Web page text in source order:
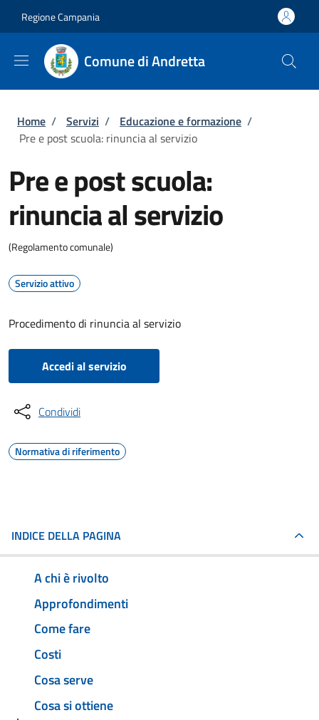
Regione Campania
Comune di Andretta
Briciole di pane
Home / Servizi / Educazione e formazione /
Pre e post scuola: rinuncia al servizio
Pre e post scuola:
rinuncia al servizio
(Regolamento comunale)
Servizio attivo
Procedimento di rinuncia al servizio
Accedi al servizio
Condividi
Normativa di riferimento
INDICE DELLA PAGINA
A chi è rivolto
Approfondimenti
Come fare
Costi
Cosa serve
Cosa si ottiene